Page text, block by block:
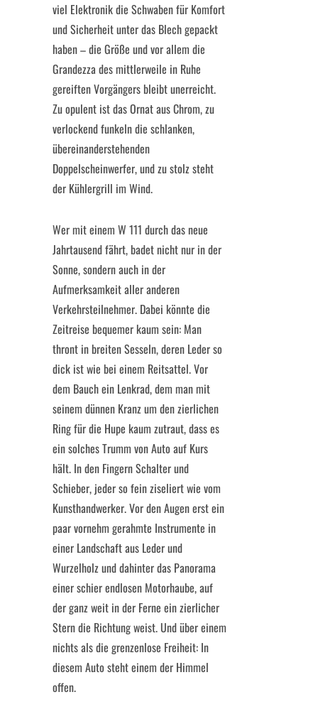
viel Elektronik die Schwaben für Komfort
und Sicherheit unter das Blech gepackt
haben – die Größe und vor allem die
Grandezza des mittlerweile in Ruhe
gereiften Vorgängers bleibt unerreicht.
Zu opulent ist das Ornat aus Chrom, zu
verlockend funkeln die schlanken,
übereinanderstehenden
Doppelscheinwerfer, und zu stolz steht
der Kühlergrill im Wind.
Wer mit einem W 111 durch das neue
Jahrtausend fährt, badet nicht nur in der
Sonne, sondern auch in der
Aufmerksamkeit aller anderen
Verkehrsteilnehmer. Dabei könnte die
Zeitreise bequemer kaum sein: Man
thront in breiten Sesseln, deren Leder so
dick ist wie bei einem Reitsattel. Vor
dem Bauch ein Lenkrad, dem man mit
seinem dünnen Kranz um den zierlichen
Ring für die Hupe kaum zutraut, dass es
ein solches Trumm von Auto auf Kurs
hält. In den Fingern Schalter und
Schieber, jeder so fein ziseliert wie vom
Kunsthandwerker. Vor den Augen erst ein
paar vornehm gerahmte Instrumente in
einer Landschaft aus Leder und
Wurzelholz und dahinter das Panorama
einer schier endlosen Motorhaube, auf
der ganz weit in der Ferne ein zierlicher
Stern die Richtung weist. Und über einem
nichts als die grenzenlose Freiheit: In
diesem Auto steht einem der Himmel
offen.